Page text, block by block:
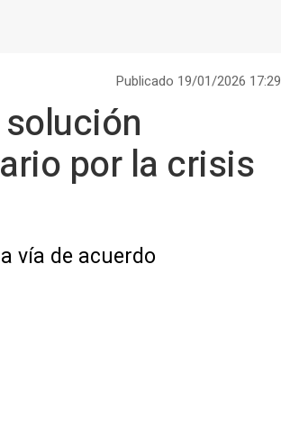
Publicado 19/01/2026 17:29
por la crisis
vía de acuerdo